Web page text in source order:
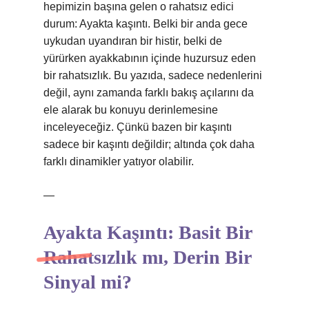
hepimizin başına gelen o rahatsız edici
durum: Ayakta kaşıntı. Belki bir anda gece
uykudan uyandıran bir histir, belki de
yürürken ayakkabının içinde huzursuz eden
bir rahatsızlık. Bu yazıda, sadece nedenlerini
değil, aynı zamanda farklı bakış açılarını da
ele alarak bu konuyu derinlemesine
inceleyeceğiz. Çünkü bazen bir kaşıntı
sadece bir kaşıntı değildir; altında çok daha
farklı dinamikler yatıyor olabilir.
—
Ayakta Kaşıntı: Basit Bir
Rahatsızlık mı, Derin Bir
Sinyal mi?